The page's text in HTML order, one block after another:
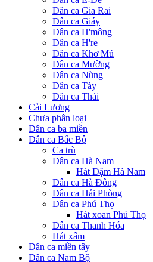
Dân ca Gia Rai
Dân ca Giáy
Dân ca H'mông
Dân ca H're
Dân ca Khơ Mú
Dân ca Mường
Dân ca Nùng
Dân ca Tày
Dân ca Thái
Cải Lương
Chưa phân loại
Dân ca ba miền
Dân ca Bắc Bộ
Ca trù
Dân ca Hà Nam
Hát Dậm Hà Nam
Dân ca Hà Đông
Dân ca Hải Phòng
Dân ca Phú Thọ
Hát xoan Phú Thọ
Dân ca Thanh Hóa
Hát xẩm
Dân ca miền tây
Dân ca Nam Bộ